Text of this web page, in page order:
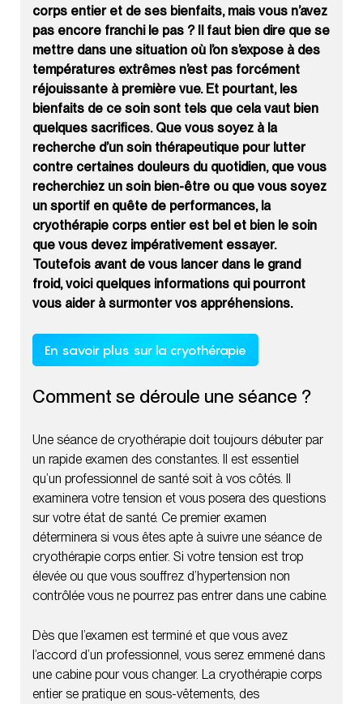
corps entier et de ses bienfaits, mais vous n’avez
pas encore franchi le pas ? Il faut bien dire que se
mettre dans une situation où l’on s’expose à des
températures extrêmes n’est pas forcément
réjouissante à première vue. Et pourtant, les
bienfaits de ce soin sont tels que cela vaut bien
quelques sacrifices. Que vous soyez à la
recherche d’un soin thérapeutique pour lutter
contre certaines douleurs du quotidien, que vous
recherchiez un soin bien-être ou que vous soyez
un sportif en quête de performances, la
cryothérapie corps entier est bel et bien le soin
que vous devez impérativement essayer.
Toutefois avant de vous lancer dans le grand
froid, voici quelques informations qui pourront
vous aider à surmonter vos appréhensions.
En savoir plus sur la cryothérapie
Comment se déroule une séance ?
Une séance de cryothérapie doit toujours débuter par
un rapide examen des constantes. Il est essentiel
qu’un professionnel de santé soit à vos côtés. Il
examinera votre tension et vous posera des questions
sur votre état de santé. Ce premier examen
déterminera si vous êtes apte à suivre une séance de
cryothérapie corps entier. Si votre tension est trop
élevée ou que vous souffrez d’hypertension non
contrôlée vous ne pourrez pas entrer dans une cabine.
Dès que l’examen est terminé et que vous avez
l’accord d’un professionnel, vous serez emmené dans
une cabine pour vous changer. La cryothérapie corps
entier se pratique en sous-vêtements, des